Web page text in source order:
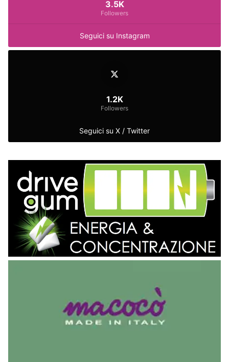
Seguici su Instagram
3.5K
Followers
Seguici su X / Twitter
1.2K
Followers